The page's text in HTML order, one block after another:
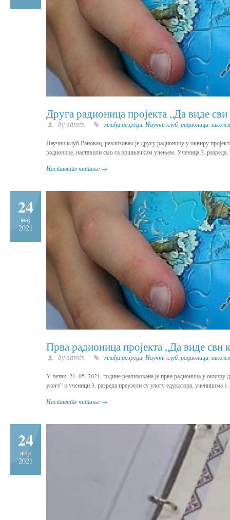
Друга радионица пројекта „Да виде
by admin млађи разреди, Научни клуб, радионица,
Научни клуб Рановац, реализовао је другу радионицу у оквиру
радионице, наставили смо са вршњачким учењем. Ученица 3. разреда,
Наставите читање →
24
мај
2021
Прва радионица пројекта „Да виде
by admin млађи разреди, Научни клуб, радионица,
У петак, 21. 05. 2021. године реализована је прва радионица у
улоге” и ученици 3. разреда преузели су улогу едукатора, ученицима
Наставите читање →
24
апр
2021